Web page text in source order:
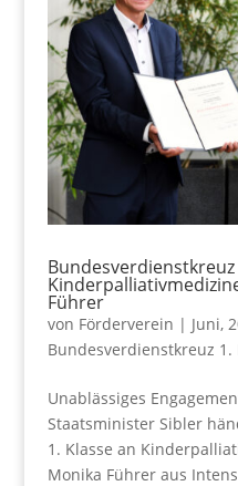
Bundesverdienstkreuz
Führer
von Förderverein | Juni,
Bundesverdienstkreuz 1.
Unablässiges
Staatsminister Sibler
1. Klasse an
Monika Führer aus